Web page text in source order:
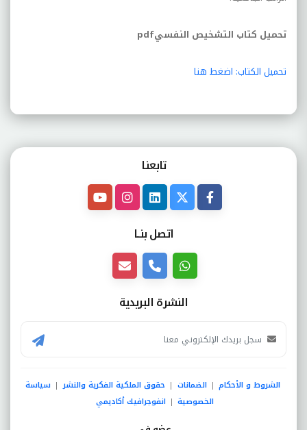
تحميل كتاب التشخيص النفسيpdf
تحميل الكتاب: اضغط هنا
تابعنـا
اتصل بنــا
النشرة البريدية
الشروط و الأحكام | الضمانات | حقوق الملكية الفكرية والنشر | سياسة
الخصوصية | انفوجرافيك أكاديمي